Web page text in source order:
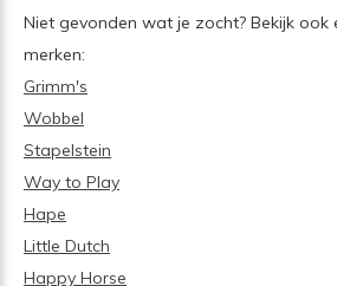
Niet gevonden wat je zocht? Bekijk ook
merken:
Grimm's
Wobbel
Stapelstein
Way to Play
Hape
Little Dutch
Happy Horse